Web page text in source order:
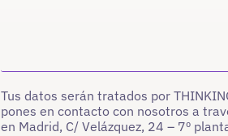
Tus datos serán tratados por
pones en contacto con nosotros a
en Madrid, C/ Velázquez, 24 – 7º